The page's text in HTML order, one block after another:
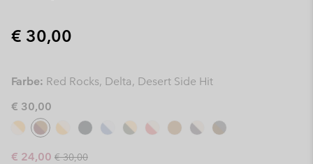
Regular price:
€ 30,00
Farbe: Red Rocks, Delta, Desert Side Hit
€ 30,00
Sale price:
€ 24,00 Regular price:
€ 30,00